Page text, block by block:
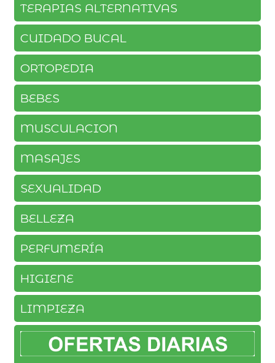
TERAPIAS ALTERNATIVAS
CUIDADO BUCAL
ORTOPEDIA
BEBES
MUSCULACION
MASAJES
SEXUALIDAD
BELLEZA
PERFUMERÍA
HIGIENE
LIMPIEZA